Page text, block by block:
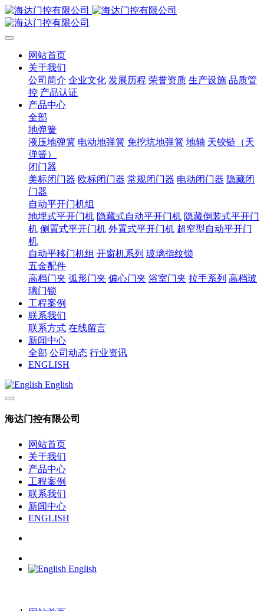
网站首页
关于我们
公司简介 企业文化 发展历程 荣誉资质 生产设施 品质管
控 产品认证
产品中心
全部
地弹簧
液压地弹簧 电动地弹簧 免挖坑地弹簧 地轴 天铰链（天
弹簧）
闭门器
美标闭门器 欧标闭门器 常规闭门器 电动闭门器 隐藏闭
门器
自动平开门机组
地埋式平开门机 隐藏式自动平开门机 隐藏倒装式平开门
机 侧置式平开门机 外置式平开门机 超窄型自动平开门
机
自动平移门机组 开窗机系列 玻璃指纹锁
五金配件
高档门夹 弧形门夹 偏心门夹 浴室门夹 拉手系列 高档玻
璃门锁
工程案例
联系我们
联系方式 在线留言
新闻中心
全部 公司动态 行业资讯
ENGLISH
English
海达门控有限公司
网站首页
关于我们
产品中心
工程案例
联系我们
新闻中心
ENGLISH
English